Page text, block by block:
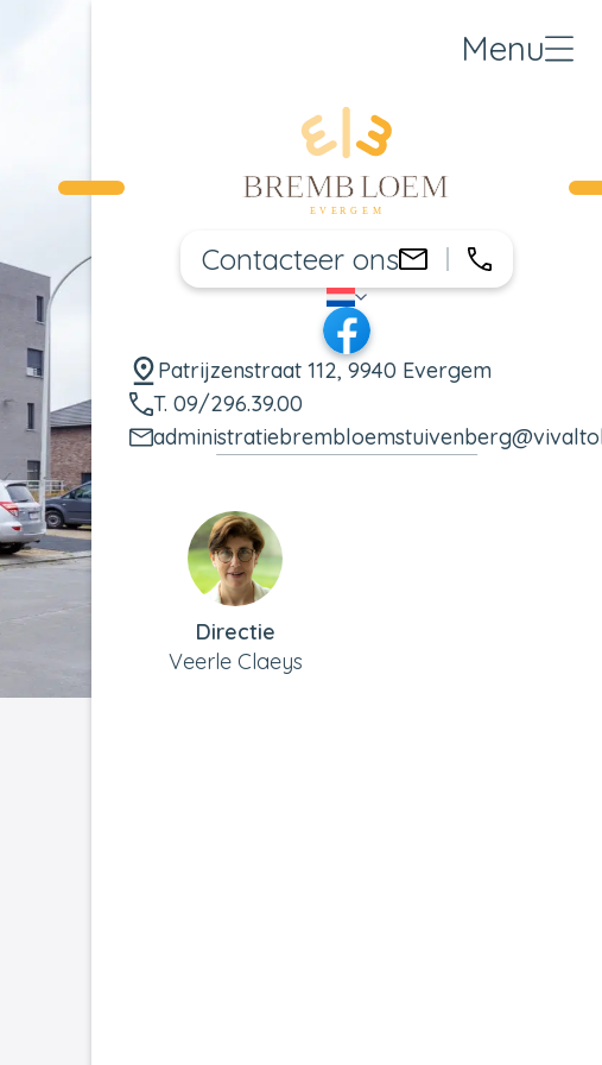
Menu
Contacteer ons
09/
NL Taal wijzigen
Facebook
Patrijzenstraat 112, 9940 Evergem
T. 09/296.39.00
Directie
Veerle Claeys